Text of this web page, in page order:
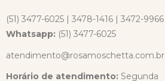
(51) 3477-6025 | 3478-1416 | 3472-9966
Whatsapp: (51) 3477-6025
atendimento@rosamoschetta.com.br
Horário de atendimento: Segunda